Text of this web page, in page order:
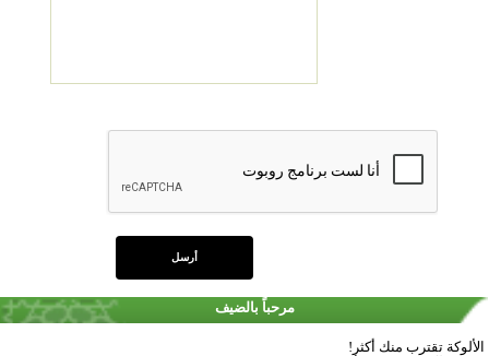
مرحباً بالضيف
الألوكة تقترب منك أكثر!